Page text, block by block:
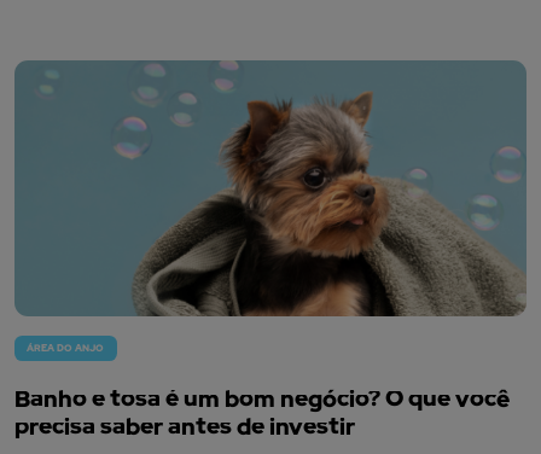
ÁREA DO ANJO
Banho e tosa é um bom negócio? O que você
precisa saber antes de investir